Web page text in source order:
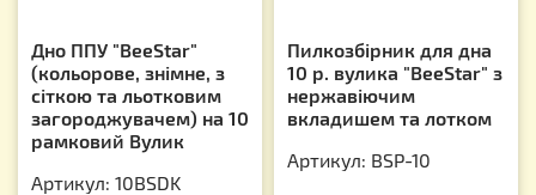
Дно ППУ "BeeStar"
(кольорове, знімне, з
сіткою та льотковим
загороджувачем) на 10
рамковий Вулик
Артикул: 10BSDK
Пилкозбірник для дна
10 р. вулика "BeeStar" з
нержавіючим
вкладишем та лотком
Артикул: BSP-10